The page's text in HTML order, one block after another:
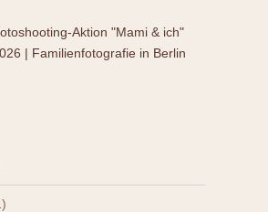
Aktion "Mami & ich"
| Familienfotografie in Berlin